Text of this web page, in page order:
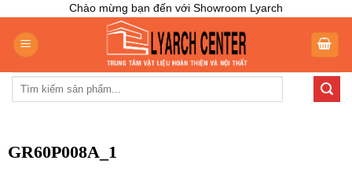
content
Chào mừng bạn đến với Showroom Lyarch
Tìm
GR60P008A_1